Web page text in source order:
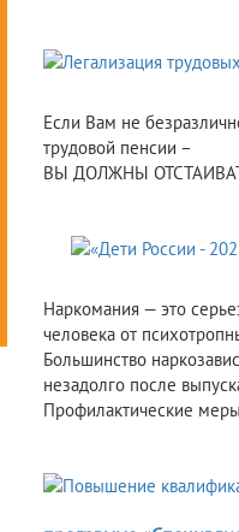
Если Вам не
трудовой пенсии –
ВЫ ДОЛЖНЫ
Наркомания — это
человека от
Большинство
незадолго после
Профилактические